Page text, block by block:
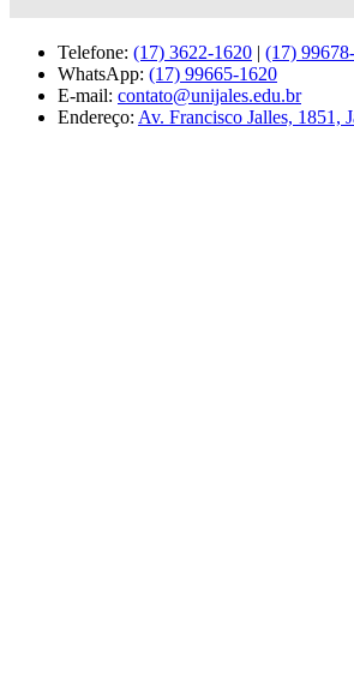
Telefone: (17) 3622-1620 | (17)
WhatsApp: (17) 99665-1620
E-mail: contato@unijales.edu.br
Endereço: Av. Francisco Jalles, 1851,